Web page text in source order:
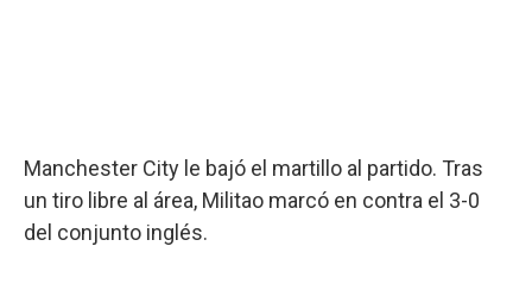
Manchester City le bajó el martillo al partido. Tras
un tiro libre al área, Militao marcó en contra el 3-0
del conjunto inglés.